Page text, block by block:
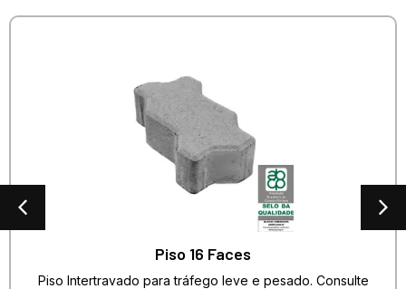
Piso 16 Faces
Piso Intertravado para tráfego leve e pesado. Consulte